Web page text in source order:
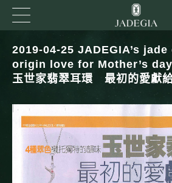
2019-04-25 JADEGIA’s
origin love for Mother’s day
玉世家翡翠耳環 最初的愛獻